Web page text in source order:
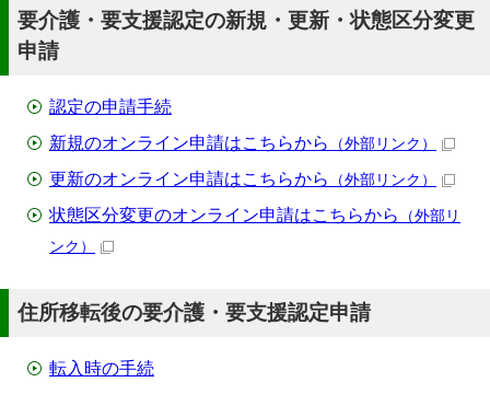
要介護・要支援認定の新規・更新・状態区分変更
申請
認定の申請手続
新規のオンライン申請はこちらから
（外部リンク）
更新のオンライン申請はこちらから （外部リンク）
状態区分変更のオンライン申請はこちらから
（外部リ
ンク）
住所移転後の要介護・要支援認定申請
転入時の手続